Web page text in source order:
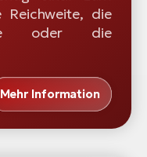
Reichweite, die
oder die
Mehr Information